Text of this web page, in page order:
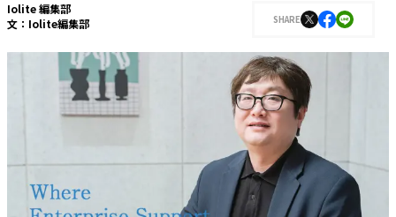
Iolite 編集部
文： Iolite編集部 SHARE